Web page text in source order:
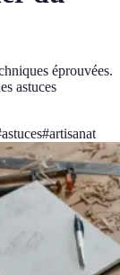
éprouvées.
astuces
astuces#artisanat